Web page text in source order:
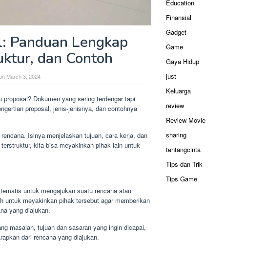
Panduan Lengkap
dan Contoh
March 3, 2024
Dokumen yang sering terdengar tapi
proposal, jenis-jenisnya, dan contohnya
Isinya menjelaskan tujuan, cara kerja, dan
kita bisa meyakinkan pihak lain untuk
untuk mengajukan suatu rencana atau
untuk meyakinkan pihak tersebut agar memberikan
yang diajukan.
masalah, tujuan dan sasaran yang ingin dicapai,
dari rencana yang diajukan.
Education
Finansial
Gadget
Game
Gaya Hidup
just
Keluarga
review
Review Movie
sharing
tentangcinta
Tips dan Trik
Tips Game